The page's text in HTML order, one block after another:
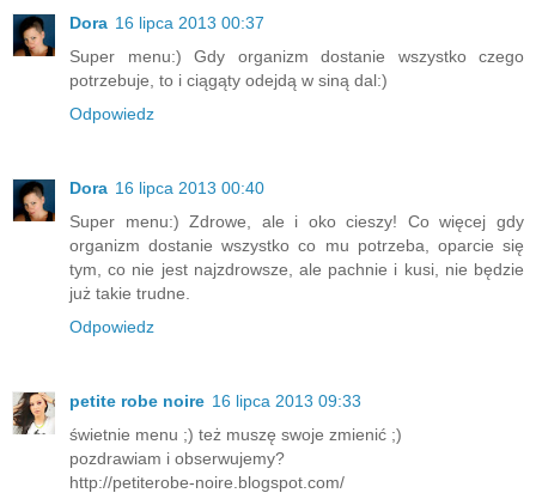
Dora 16 lipca 2013 00:37
Super menu:) Gdy organizm dostanie wszystko czego
potrzebuje, to i ciągąty odejdą w siną dal:)
Odpowiedz
Dora 16 lipca 2013 00:40
Super menu:) Zdrowe, ale i oko cieszy! Co więcej gdy
organizm dostanie wszystko co mu potrzeba, oparcie się
tym, co nie jest najzdrowsze, ale pachnie i kusi, nie będzie
już takie trudne.
Odpowiedz
petite robe noire 16 lipca 2013 09:33
świetnie menu ;) też muszę swoje zmienić ;)
pozdrawiam i obserwujemy?
http://petiterobe-noire.blogspot.com/